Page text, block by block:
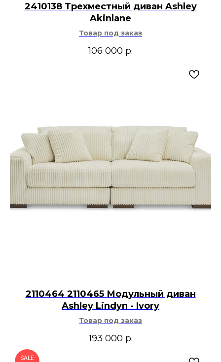
2410138 Трехместный диван Ashley
Akinlane
Товар под заказ
106 000 р.
2110464 2110465 Модульный диван
Ashley Lindyn - Ivory
Товар под заказ
193 000 р.
SALE